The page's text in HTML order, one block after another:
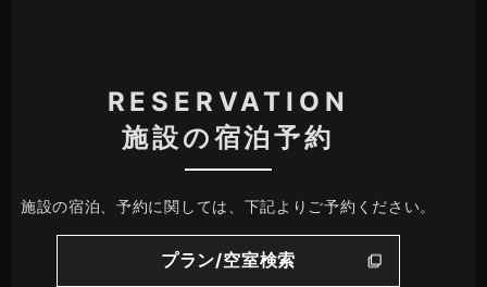
RESERVATION
施設の宿泊予約
施設の宿泊、予約に関しては、下記よりご予約ください。
プラン/空室検索